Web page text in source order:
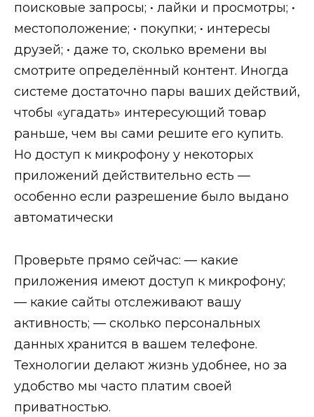
поисковые запросы; • лайки и просмотры; •
местоположение; • покупки; • интересы
друзей; • даже то, сколько времени вы
смотрите определённый контент. Иногда
системе достаточно пары ваших действий,
чтобы «угадать» интересующий товар
раньше, чем вы сами решите его купить.
Но доступ к микрофону у некоторых
приложений действительно есть —
особенно если разрешение было выдано
автоматически
Проверьте прямо сейчас: — какие
приложения имеют доступ к микрофону;
— какие сайты отслеживают вашу
активность; — сколько персональных
данных хранится в вашем телефоне.
Технологии делают жизнь удобнее, но за
удобство мы часто платим своей
приватностью.